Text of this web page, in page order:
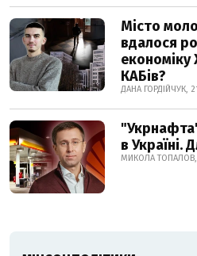
Місто
вдалося
КАБів?
ДАНА ГОРДІЙЧУК,
в Україні.
МИКОЛА ТОПАЛОВ,